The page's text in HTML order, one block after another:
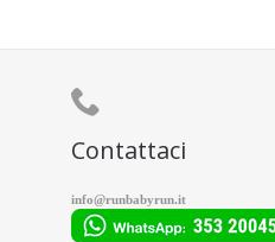

Contattaci
info@runbabyrun.it